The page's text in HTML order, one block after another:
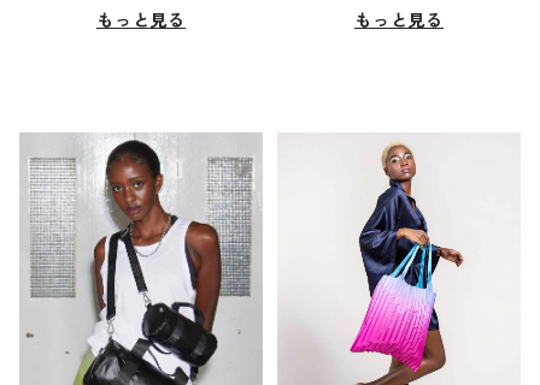
もっと見る
もっと見る